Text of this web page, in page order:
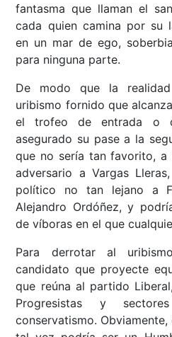
fantasma que llaman el
cada quien camina por su
en un mar de ego,
para ninguna parte.
De modo que la
uribismo fornido que
el trofeo de entrada o
asegurado su pase a la
que no sería tan favorito,
adversario a Vargas
político no tan lejano a
Alejandro Ordóñez, y
de víboras en el que
Para derrotar al
candidato que proyecte
que reúna al partido
Progresistas y
conservatismo. Obviamente,